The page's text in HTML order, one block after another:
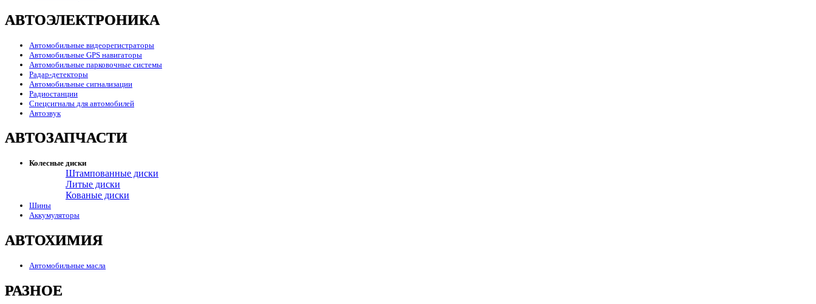
АВТОЭЛЕКТРОНИКА
Автомобильные видеорегистраторы
Автомобильные GPS навигаторы
Автомобильные парковочные системы
Радар-детекторы
Автомобильные сигнализации
Радиостанции
Спецсигналы для автомобилей
Автозвук
АВТОЗАПЧАСТИ
Колесные диски
Штампованные диски
Литые диски
Кованые диски
Шины
Аккумуляторы
АВТОХИМИЯ
Автомобильные масла
РАЗНОЕ